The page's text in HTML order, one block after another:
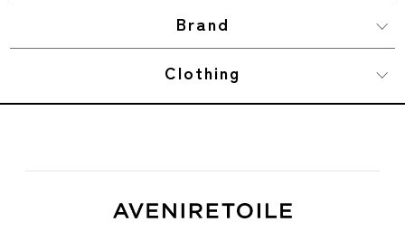
Brand
Clothing